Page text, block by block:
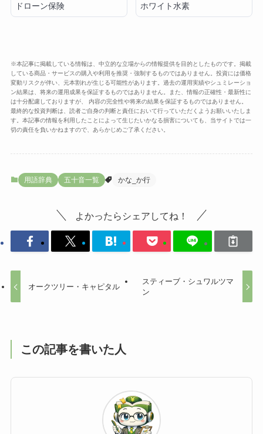
ドローン保険 ホワイト水素
※本記事に掲載している情報は、中立的な立場からの情報提供を目的としたものです。掲載
している商品・サービスの購入や利用を推奨・強制するものではありません。投資には価格
変動リスクが伴い、元本割れが生じる可能性があります。過去の運用実績やシュミレーショ
ン結果は、将来の運用成果を保証するものではありません。また、情報の正確性・最新性に
は十分配慮しておりますが、 内容の完全性や将来の結果を保証するものではありません。
最終的な投資判断は、読者ご自身の判断と責任において行っていただくようお願いいたしま
す。本記事の情報を利用したことによって生じたいかなる損害についても、当サイトでは一
切の責任を負いかねますので、あらかじめご了承ください。
用語辞典 五十音一覧 かな_か行
よかったらシェアしてね！
オークツリー・キャピタル
スティーブ・シュワルツマ
ン
この記事を書いた人